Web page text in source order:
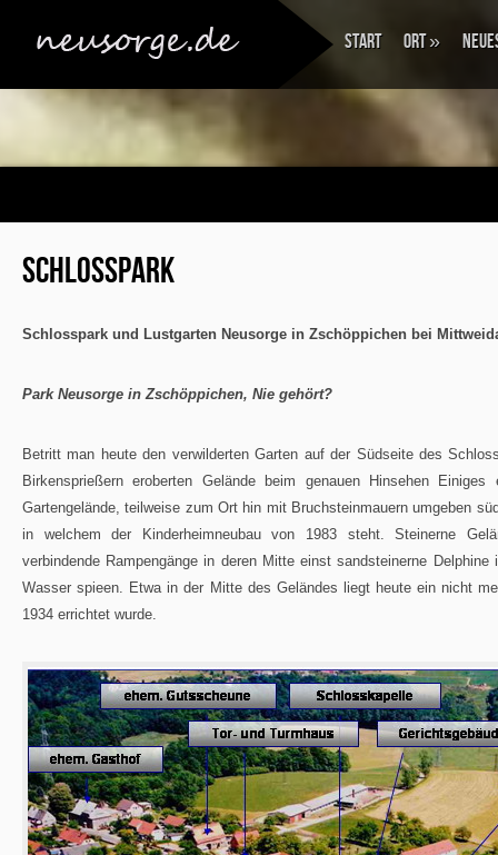
Start Ort»
SCHLOSSPARK
Schlosspark und Lustgarten Neusorge in Zschöppichen bei
Park Neusorge in Zschöppichen, Nie gehört?
Betritt man heute den verwilderten Garten auf der Südseite des
Birkensprießern eroberten Gelände beim genauen Hinsehen
Gartengelände, teilweise zum Ort hin mit Bruchsteinmauern umgeben
in welchem der Kinderheimneubau von 1983 steht. Steinerne
verbindende Rampengänge in deren Mitte einst sandsteinerne
Wasser spieen. Etwa in der Mitte des Geländes liegt heute ein nicht
1934 errichtet wurde.